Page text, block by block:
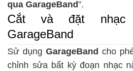
qua GarageBand”.
Cắt và đặt nhạc
GarageBand
Sử dụng GarageBand cho
chỉnh sửa bất kỳ đoạn nhạc